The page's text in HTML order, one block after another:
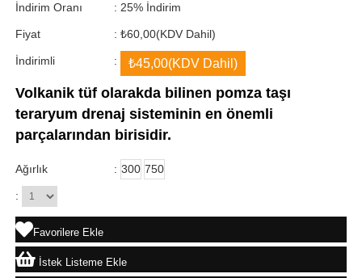
İndirim Oranı : %
25 İndirim
Fiyat : ₺60,00(KDV Dahil)
İndirimli : ₺45,00(KDV Dahil)
Volkanik tüf olarakda bilinen pomza taşı
teraryum drenaj sisteminin en önemli
parçalarından birisidir.
Ağırlık : 300 750
:
Favorilere Ekle
İstek Listeme Ekle